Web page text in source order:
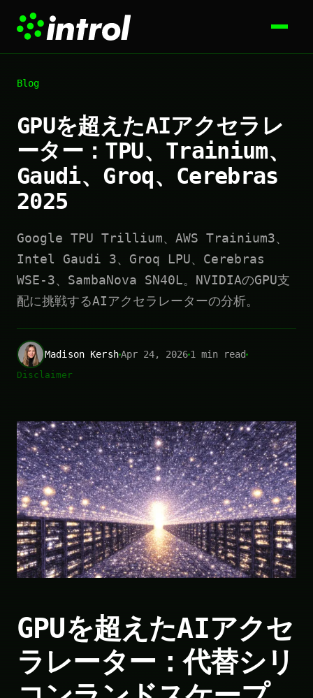
Blog
GPUを超えたAIアクセラレ
ーター：TPU、Trainium、
Gaudi、Groq、Cerebras
2025
Google TPU Trillium、AWS Trainium3、
Intel Gaudi 3、Groq LPU、Cerebras
WSE-3、SambaNova SN40L。NVIDIAのGPU支
配に挑戦するAIアクセラレーターの分析。
Madison KershApr 24, 20261 min read
Disclaimer
GPUを超えたAIアクセ
ラレーター：代替シリ